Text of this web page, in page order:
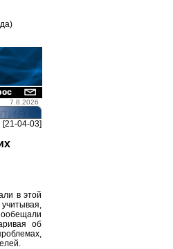
7.8.2026
[21-04-03]
в этой
об